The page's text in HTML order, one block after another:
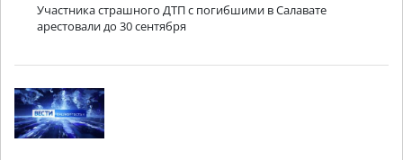
Участника страшного ДТП с погибшими в Салавате
арестовали до 30 сентября